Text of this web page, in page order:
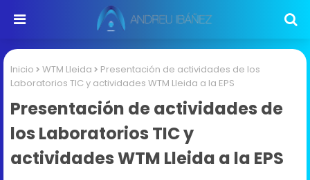
Inicio WTM Lleida
Presentación de actividades de los
Laboratorios TIC y actividades WTM Lleida a la EPS
Presentación de actividades de
los Laboratorios TIC y
actividades WTM Lleida a la EPS